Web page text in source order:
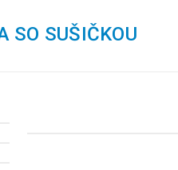
SO SUŠIČKOU